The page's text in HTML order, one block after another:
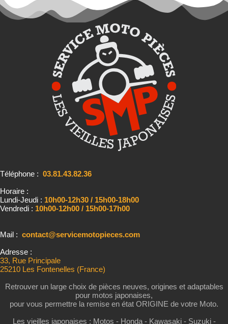
Téléphone : 03.81.43.82.36
Horaire :
Lundi-Jeudi : 10h00-12h30 / 15h00-18h00
Vendredi : 10h00-12h00 / 15h00-17h00
Mail : contact@servicemotopieces.com
Adresse :
33, Rue Principale
25210 Les Fontenelles (France)
Retrouver un large choix de pièces neuves, origines et adaptables
pour motos japonaises,
pour vous permettre la remise en état ORIGINE de votre Moto.
Les vieilles japonaises : Motos - Honda - Kawasaki - Suzuki -